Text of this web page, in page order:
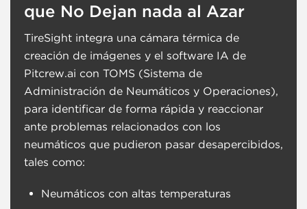
que No Dejan nada al Azar
TireSight integra una cámara térmica de
creación de imágenes y el software IA de
Pitcrew.ai con TOMS (Sistema de
Administración de Neumáticos y Operaciones),
para identificar de forma rápida y reaccionar
ante problemas relacionados con los
neumáticos que pudieron pasar desapercibidos,
tales como:
Neumáticos con altas temperaturas